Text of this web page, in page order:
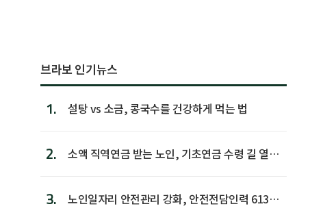
브라보 인기뉴스
1. 설탕 vs 소금, 콩국수를 건강하게 먹는 법
2.
소액 직역연금 받는 노인, 기초연금 수령 길 열린
3.
노인일자리 안전관리 강화, 안전전담인력 613명